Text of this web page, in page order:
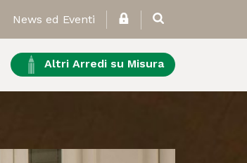
News ed Eventi
Altri Arredi su Misura